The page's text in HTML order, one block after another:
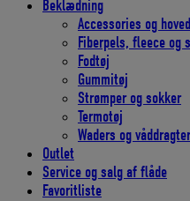
Beklædning
Accessories og
Fiberpels, fleece og
Fodtøj
Gummitøj
Strømper og sokker
Termotøj
Waders og
Outlet
Service og salg af flåde
Favoritliste